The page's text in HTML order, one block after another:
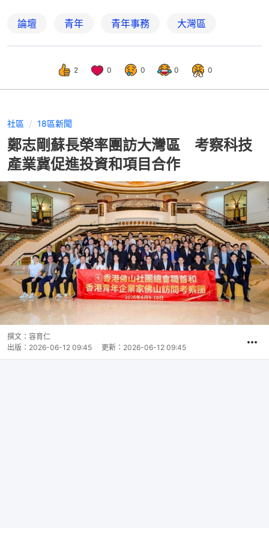
論壇 青年 青年事務 大灣區
2 0 0 0 0
社區 18區新聞
鄭志剛蘇長榮率團訪大灣區 考察科技
產業冀促進投資和項目合作
撰文： 容育仁
出版： 2026-06-12 09:45 更新： 2026-06-12 09:45